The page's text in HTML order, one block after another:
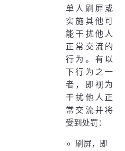
单人刷屏或
实施其他可
能干扰他人
正常交流的
行为。有以
下行为之一
者，即视为
干扰他人正
常交流并将
受到处罚：
刷屏，即